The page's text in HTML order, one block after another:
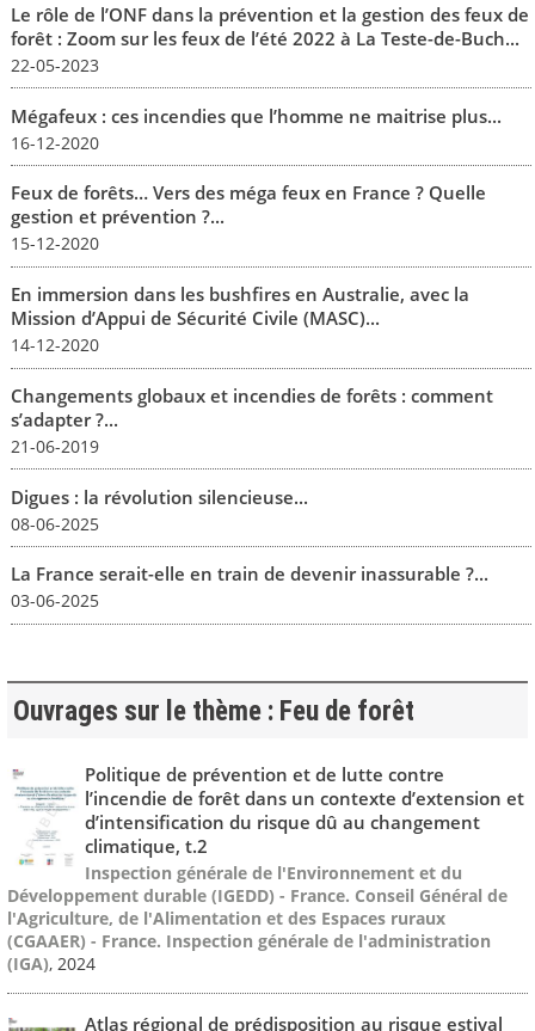
Le rôle de l’ONF dans la prévention et la gestion des feux de
forêt : Zoom sur les feux de l’été 2022 à La Teste-de-Buch...
22-05-2023
Mégafeux : ces incendies que l’homme ne maitrise plus...
16-12-2020
Feux de forêts… Vers des méga feux en France ? Quelle
gestion et prévention ?...
15-12-2020
En immersion dans les bushfires en Australie, avec la
Mission d’Appui de Sécurité Civile (MASC)...
14-12-2020
Changements globaux et incendies de forêts : comment
s’adapter ?...
21-06-2019
Digues : la révolution silencieuse...
08-06-2025
La France serait-elle en train de devenir inassurable ?...
03-06-2025
Ouvrages sur le thème : Feu de forêt
Politique de prévention et de lutte contre
l’incendie de forêt dans un contexte d’extension et
d’intensification du risque dû au changement
climatique, t.2
Inspection générale de l'Environnement et du
Développement durable (IGEDD) - France. Conseil Général de
l'Agriculture, de l'Alimentation et des Espaces ruraux
(CGAAER) - France. Inspection générale de l'administration
(IGA), 2024
Atlas régional de prédisposition au risque estival